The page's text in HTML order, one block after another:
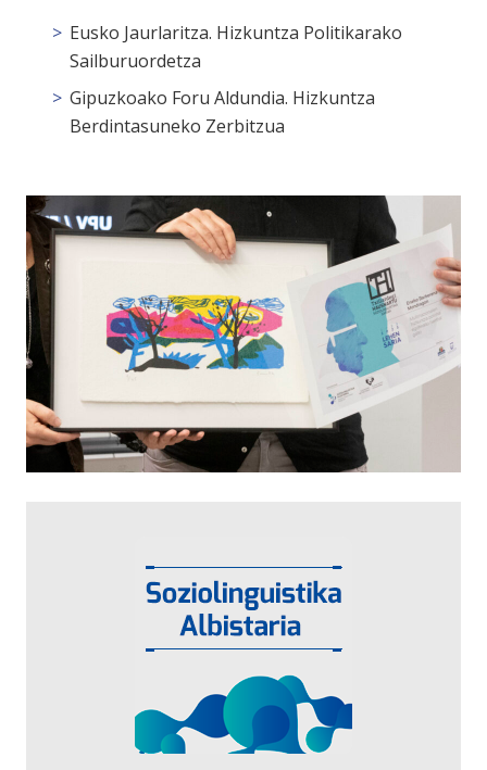
Eusko Jaurlaritza. Hizkuntza Politikarako
Sailburuordetza
Gipuzkoako Foru Aldundia. Hizkuntza
Berdintasuneko Zerbitzua